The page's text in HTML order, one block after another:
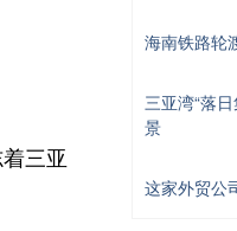
三亚
海南铁路轮
三亚湾“落
景
这家外贸公